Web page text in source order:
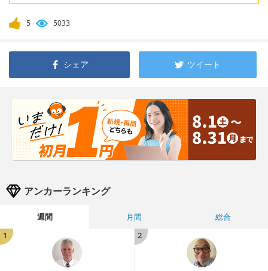
5 5033
シェア ツイート
アンカーランキング
週間 月間
総合
1
2